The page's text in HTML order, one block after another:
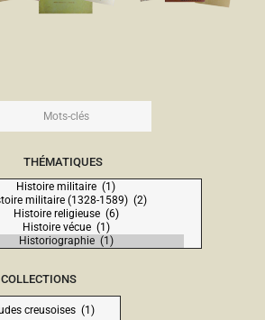
THÉMATIQUES
COLLECTIONS